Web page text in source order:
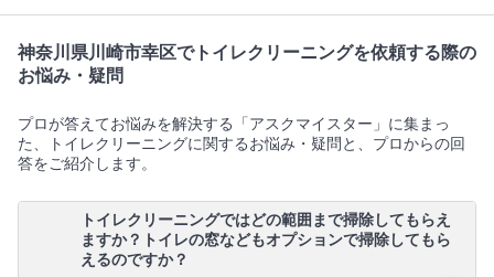
神奈川県川崎市幸区でトイレクリーニングを依頼する際の
お悩み・疑問
プロが答えてお悩みを解決する「アスクマイスター」に集まっ
た、トイレクリーニングに関するお悩み・疑問と、プロからの回
答をご紹介します。
トイレクリーニングではどの範囲まで掃除してもらえ
ますか？トイレの窓などもオプションで掃除してもら
えるのですか？